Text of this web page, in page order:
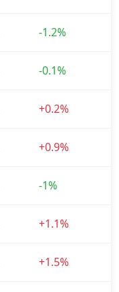
-1.2%
-0.1%
+0.2%
+0.9%
-1%
+1.1%
+1.5%